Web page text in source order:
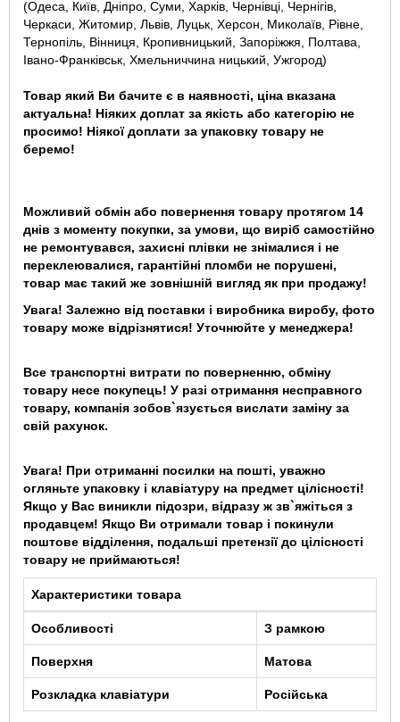
(Одеса, Київ, Дніпро, Суми, Харків, Чернівці, Чернігів,
Черкаси, Житомир, Львів, Луцьк, Херсон, Миколаїв, Рівне,
Тернопіль, Вінниця, Кропивницький, Запоріжжя, Полтава,
Івано-Франківськ, Хмельниччина ницький, Ужгород)
Товар який Ви бачите є в наявності, ціна вказана
актуальна! Ніяких доплат за якість або категорію не
просимо! Ніякої доплати за упаковку товару не
беремо!
Можливий обмін або повернення товару протягом 14
днів з моменту покупки, за умови, що виріб самостійно
не ремонтувався, захисні плівки не знімалися і не
переклеювалися, гарантійні пломби не порушені,
товар має такий же зовнішній вигляд як при продажу!
Увага! Залежно від поставки і виробника виробу, фото
товару може відрізнятися! Уточнюйте у менеджера!
Bce транспортні витрати по поверненню, обміну
товару несе покупець! У разі отримання несправного
товару, компанія зобов`язується вислати заміну за
свій рахунок.
Увага! При отриманні посилки на пошті, уважно
огляньте упаковку і клавіатуру на предмет цілісності!
Якщо у Вас виникли підозри, відразу ж зв`яжіться з
продавцем! Якщо Ви отримали товар і покинули
поштове відділення, подальші претензії до цілісності
товару не приймаються!
Характеристики товара
Особливості З рамкою
Поверхня Матова
Розкладка клавіатури Російська